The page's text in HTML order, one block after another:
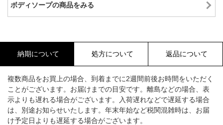
ボディソープの商品をみる
納期について 処方について 返品について
複数商品をお買上の場合、到着までに2週間前後お時間をいただく
ことがございます。お届けまでの目安です。離島などの場合、表
示よりも遅れる場合がございます。入荷遅れなどで遅延する場合
は、別途お知らせいたします。年末年始など税関混雑時は、お届
け予定日よりも遅延する場合がございます。